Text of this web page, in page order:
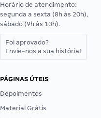
Horário de atendimento:
segunda a sexta (8h às 20h),
sábado (9h às 13h).
Foi aprovado?
Envie-nos a sua história!
PÁGINAS ÚTEIS
Depoimentos
Material Grátis